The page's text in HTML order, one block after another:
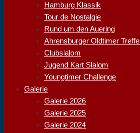
Hamburg Klassik
Tour de Nostalgie
Rund um den Auering
Ahrensburger Oldtimer
Clubslalom
Jugend Kart Slalom
Youngtimer Challenge
Galerie
Galerie 2026
Galerie 2025
Galerie 2024